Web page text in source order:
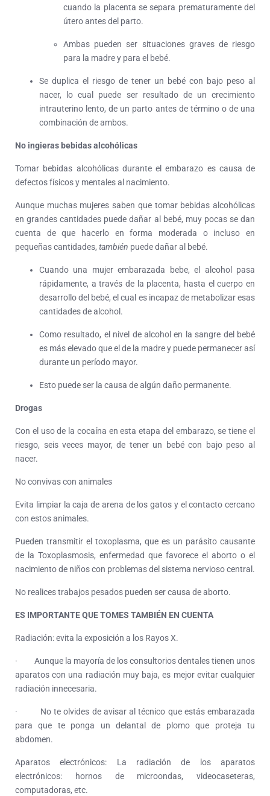
cuando la placenta se separa prematuramente del
útero antes del parto.
Ambas pueden ser situaciones graves de riesgo
para la madre y para el bebé.
Se duplica el riesgo de tener un bebé con bajo peso al
nacer, lo cual puede ser resultado de un crecimiento
intrauterino lento, de un parto antes de término o de una
combinación de ambos.
No ingieras bebidas alcohólicas
Tomar bebidas alcohólicas durante el embarazo es causa de
defectos físicos y mentales al nacimiento.
Aunque muchas mujeres saben que tomar bebidas alcohólicas
en grandes cantidades puede dañar al bebé, muy pocas se dan
cuenta de que hacerlo en forma moderada o incluso en
pequeñas cantidades, también puede dañar al bebé.
Cuando una mujer embarazada bebe, el alcohol pasa
rápidamente, a través de la placenta, hasta el cuerpo en
desarrollo del bebé, el cual es incapaz de metabolizar esas
cantidades de alcohol.
Como resultado, el nivel de alcohol en la sangre del bebé
es más elevado que el de la madre y puede permanecer así
durante un período mayor.
Esto puede ser la causa de algún daño permanente.
Drogas
Con el uso de la cocaína en esta etapa del embarazo, se tiene el
riesgo, seis veces mayor, de tener un bebé con bajo peso al
nacer.
No convivas con animales
Evita limpiar la caja de arena de los gatos y el contacto cercano
con estos animales.
Pueden transmitir el toxoplasma, que es un parásito causante
de la Toxoplasmosis, enfermedad que favorece el aborto o el
nacimiento de niños con problemas del sistema nervioso central.
No realices trabajos pesados pueden ser causa de aborto.
ES IMPORTANTE QUE TOMES TAMBIÉN EN CUENTA
Radiación: evita la exposición a los Rayos X.
· Aunque la mayoría de los consultorios dentales tienen unos
aparatos con una radiación muy baja, es mejor evitar cualquier
radiación innecesaria.
· No te olvides de avisar al técnico que estás embarazada
para que te ponga un delantal de plomo que proteja tu
abdomen.
Aparatos electrónicos: La radiación de los aparatos
electrónicos: hornos de microondas, videocaseteras,
computadoras, etc.